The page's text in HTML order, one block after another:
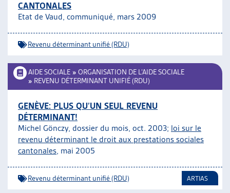
ARTIAS
L’ASSOCIATION
PROJETS ET ACTIVITÉS
JOURNÉES D’AUTOMNE
CANTONALES
Etat de Vaud, communiqué, mars 2009
Revenu déterminant unifié (RDU)
AIDE SOCIALE » ORGANISATION DE L’AIDE SOCIALE
» REVENU DÉTERMINANT UNIFIÉ (RDU)
GENÈVE: PLUS QU’UN SEUL REVENU
DÉTERMINANT!
Michel Gönczy, dossier du mois, oct. 2003; loi sur le
revenu déterminant le droit aux prestations sociales
cantonales, mai 2005
Revenu déterminant unifié (RDU) ARTIAS